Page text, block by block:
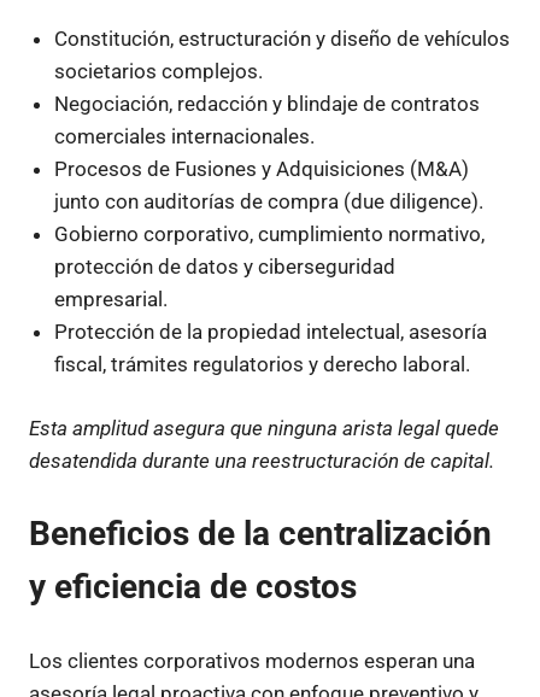
Constitución, estructuración y diseño de vehículos
societarios complejos.
Negociación, redacción y blindaje de contratos
comerciales internacionales.
Procesos de Fusiones y Adquisiciones (M&A)
junto con auditorías de compra (due diligence).
Gobierno corporativo, cumplimiento normativo,
protección de datos y ciberseguridad
empresarial.
Protección de la propiedad intelectual, asesoría
fiscal, trámites regulatorios y derecho laboral.
Esta amplitud asegura que ninguna arista legal quede
desatendida durante una reestructuración de capital.
Beneficios de la centralización
y eficiencia de costos
Los clientes corporativos modernos esperan una